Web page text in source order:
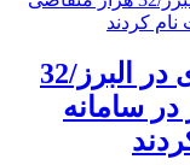
کاهش نرخ بیکاری در البرز/32
سامانه